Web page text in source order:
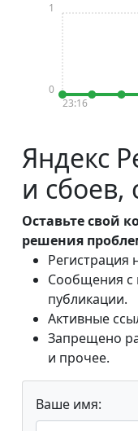
23:16
0
1
Яндекс
и
Оставьте свой
решения
Регистрация
Сообщения с
публикации.
Активные
Запрещено
и прочее.
Ваше имя: